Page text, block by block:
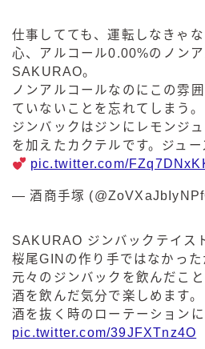
仕事してても、運転しなきゃ
心、アルコール0.00%のノン
SAKURAO。
ノンアルコールなのにこの雰
ていないことを忘れてしまう。
ジンバックはジンにレモンジ
を加えたカクテルです。ジュ
pic.twitter.com/
— 酒商手塚
SAKURAO ジンバックテイス
桜尾GINの作り手ではなかった
元々のジンバックを飲んだこ
酒を飲んだ気分で楽しめます。
酒を抜く時のローテーションに
pic.twitter.com/39JFXTnz4O